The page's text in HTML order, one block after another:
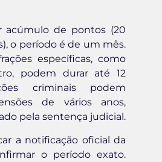
acúmulo de pontos (20
o período é de um mês.
específicas, como
podem durar até 12
criminais podem
de vários anos,
pela sentença judicial.
a notificação oficial da
o período exato.